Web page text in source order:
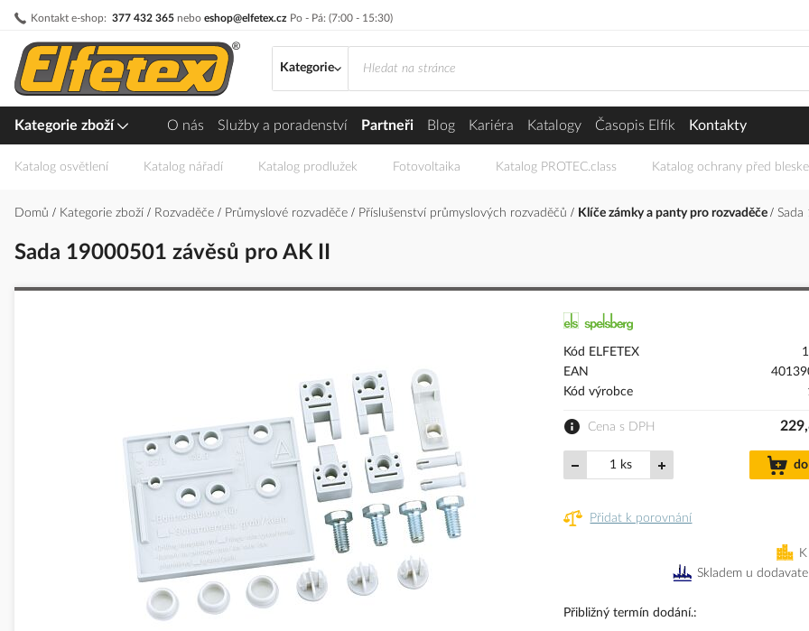
Kontakt e-shop: 377 432 365 nebo eshop@elfetex.cz Po - Pá: (7:00 - 15:30)
Přejít
obsah
Kategorie
Kategorie zboží O nás Služby a poradenství Partneři Blog Kariéra Katalogy Časopis Elfík Kontakty
Katalog osvětlení Katalog nářadí Katalog prodlužek Fotovoltaika Katalog PROTEC.class Katalog ochrany před
Domů Kategorie zboží Rozvaděče Průmyslové rozvaděče Příslušenství průmyslových rozvaděčů Klíče zámky a panty pro rozvaděče Sada
Sada 19000501 závěsů pro AK II
Kód ELFETEX
EAN
Kód výrobce
Cena s DPH
ks
Přidat k porovnání
Přibližný termín dodání.
Skladem u